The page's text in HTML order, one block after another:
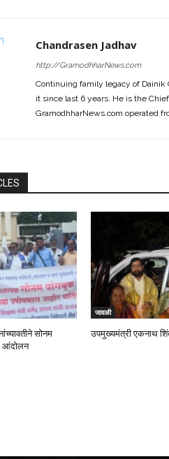
Chandrasen Jadhav
http://GramodhharNews.com
Continuing family legacy of Dainik
it since last 6 years. He is the
GramodhharNews.com operated
सोनम
आंदोलन
जावळी
उपमुख्यमंत्री एकनाथ